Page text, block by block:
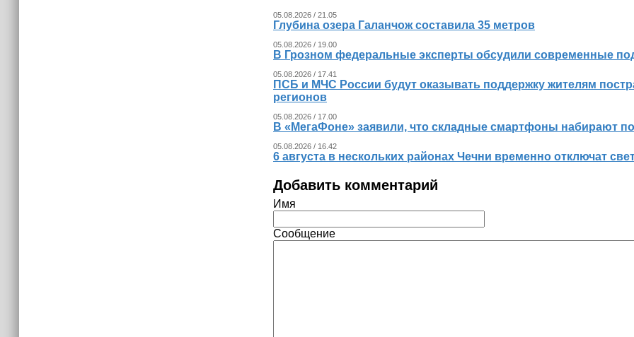
05.08.2026 / 21.05
Глубина озера Галанчож составила 35 метров
05.08.2026 / 19.00
В Грозном федеральные эксперты обсудили современные
05.08.2026 / 17.41
ПСБ и МЧС России будут оказывать поддержку жителям
регионов
05.08.2026 / 17.00
В «МегаФоне» заявили, что складные смартфоны набирают
05.08.2026 / 16.42
6 августа в нескольких районах Чечни временно отключат
Добавить комментарий
Имя
Сообщение